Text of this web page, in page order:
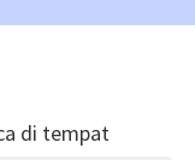
di tempat